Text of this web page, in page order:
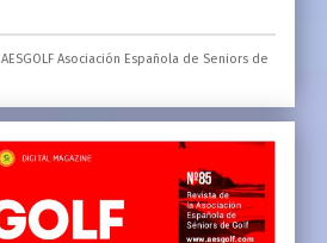
AESGOLF Asociación Española de Seniors de